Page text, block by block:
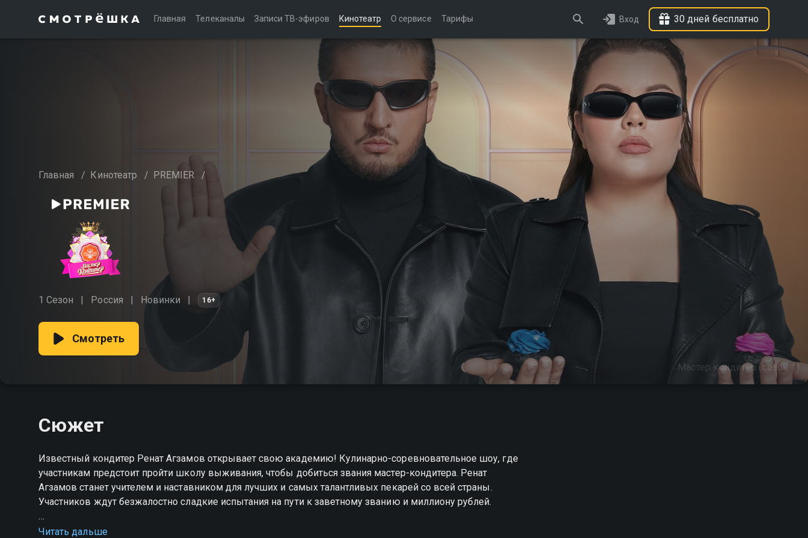
Главная Телеканалы Записи ТВ-эфиров Кинотеатр О сервисе Тарифы Вход 30 дней бесплатно
Главная / Кинотеатр / PREMIER /
1 Сезон Россия Новинки 16+
Мастер кондитер (сезон 1)
Смотреть
Сюжет
Известный кондитер Ренат Агзамов открывает свою академию! Кулинарно-соревновательное шоу, где
участникам предстоит пройти школу выживания, чтобы добиться звания мастер-кондитера. Ренат
Агзамов станет учителем и наставником для лучших и самых талантливых пекарей со всей страны.
Участников ждут безжалостно сладкие испытания на пути к заветному званию и миллиону рублей.
Посмотреть онлайн 1 сезон сериала Мастер кондитер вы можете совершенно бесплатно в хорошем HD
Читать дальше